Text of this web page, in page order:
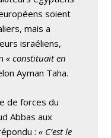
soient
mais a
israéliens,
« constituait en
Ayman Taha.
de forces du
Abbas aux
:« C’est le